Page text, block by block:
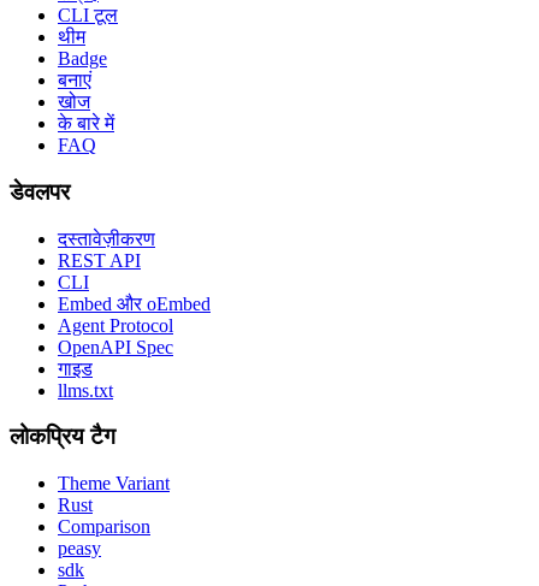
CLI टूल
थीम
Badge
बनाएं
खोज
के बारे में
FAQ
डेवलपर
दस्तावेज़ीकरण
REST API
CLI
Embed और oEmbed
Agent Protocol
OpenAPI Spec
गाइड
llms.txt
लोकप्रिय टैग
Theme Variant
Rust
Comparison
peasy
sdk